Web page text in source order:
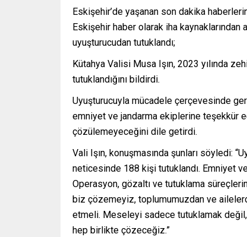
Eskişehir’de yaşanan son dakika
Eskişehir haber olarak iha kaynaklarından
uyuşturucudan tutuklandı;
Kütahya Valisi Musa Işın, 2023 yılında
tutuklandığını bildirdi.
Uyuşturucuyla mücadele çerçevesinde
emniyet ve jandarma ekiplerine teşekkür
çözülemeyeceğini dile getirdi.
Vali Işın, konuşmasında şunları söyledi:
neticesinde 188 kişi tutuklandı. Emniyet
Operasyon, gözaltı ve tutuklama
biz çözemeyiz, toplumumuzdan ve
etmeli. Meseleyi sadece tutuklamak değil,
hep birlikte çözeceğiz.”